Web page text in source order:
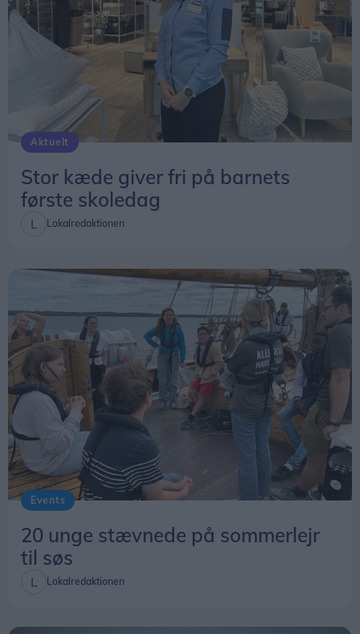
Aktuelt
Stor kæde giver fri på barnets
første skoledag
Lokalredaktionen
Events
20 unge stævnede på sommerlejr
til søs
Lokalredaktionen